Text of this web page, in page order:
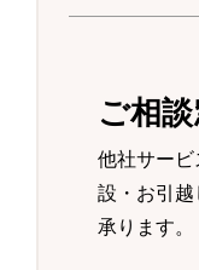
ご相談
他社サービ
設・お引
承ります。